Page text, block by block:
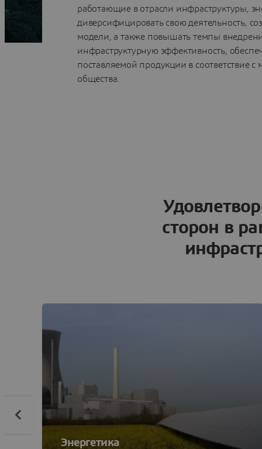
работающие в отрасли инфраструктуры,
диверсифицировать свою деятельность,
модели, а также повышать темпы
инфраструктурную эффективность,
поставляемой продукции в
общества.
сторон в
Энергетика